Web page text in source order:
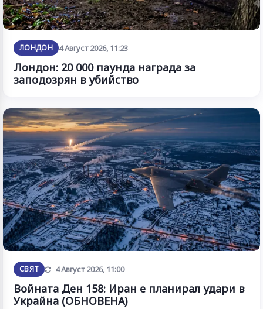
ЛОНДОН 4 Август 2026, 11:23
Лондон: 20 000 паунда награда за
заподозрян в убийство
СВЯТ Обновена
4 Август 2026, 11:00
Войната Ден 158: Иран е планирал удари в
Украйна (ОБНОВЕНА)